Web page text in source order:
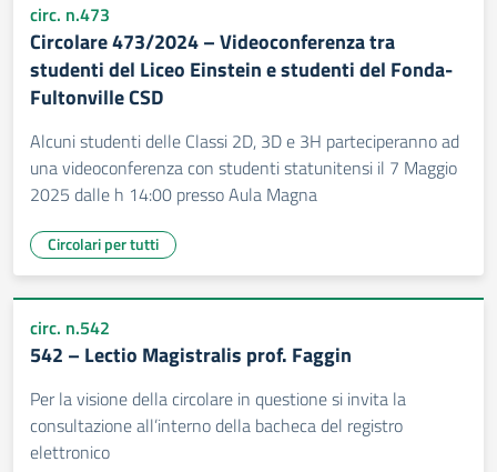
circ. n.473
Circolare 473/2024 – Videoconferenza tra
studenti del Liceo Einstein e studenti del Fonda-
Fultonville CSD
Alcuni studenti delle Classi 2D, 3D e 3H parteciperanno ad
una videoconferenza con studenti statunitensi il 7 Maggio
2025 dalle h 14:00 presso Aula Magna
Circolari per tutti
circ. n.542
542 – Lectio Magistralis prof. Faggin
Per la visione della circolare in questione si invita la
consultazione all’interno della bacheca del registro
elettronico